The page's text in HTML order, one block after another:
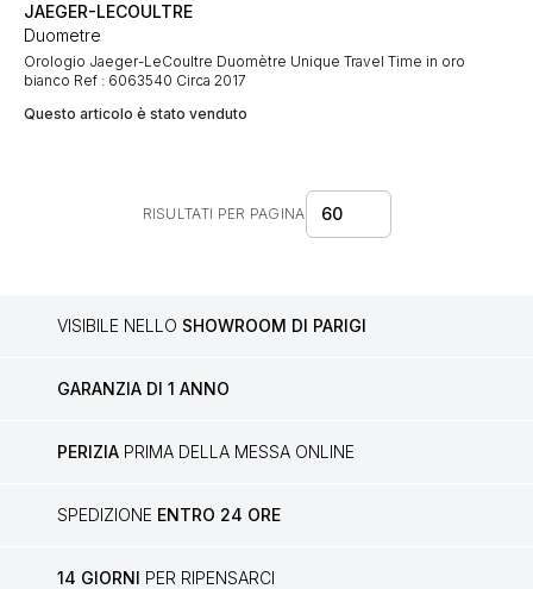
JAEGER-LECOULTRE
Duometre
Orologio Jaeger-LeCoultre Duomètre Unique Travel Time in oro
bianco Ref : 6063540 Circa 2017
Questo articolo è stato venduto
RISULTATI PER PAGINA 60
VISIBILE NELLO SHOWROOM DI PARIGI
GARANZIA DI 1 ANNO
PERIZIA PRIMA DELLA MESSA ONLINE
SPEDIZIONE ENTRO 24 ORE
14 GIORNI PER RIPENSARCI